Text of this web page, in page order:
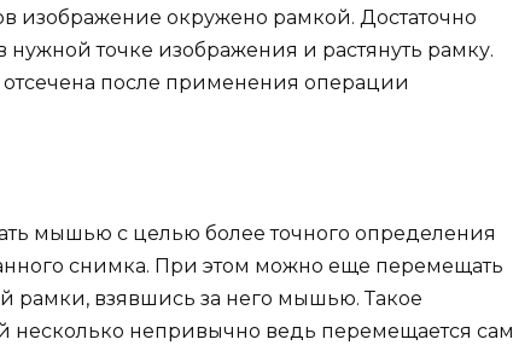
изображение окружено рамкой. Достаточно
точке изображения и растянуть рамку.
отсечена после применения операции
мышью с целью более точного определения
снимка. При этом можно еще перемещать
рамки, взявшись за него мышью. Такое
несколько непривычно ведь перемещается сам